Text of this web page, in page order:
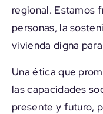
regional. Estamos
personas, la
vivienda digna
Una ética que
las capacidades
presente y futuro,